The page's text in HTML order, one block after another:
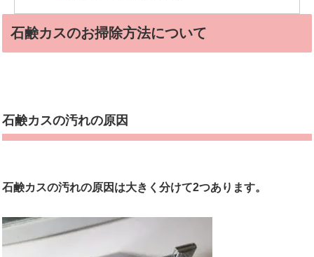
石鹸カスのお掃除方法について
石鹸カスの汚れの原因
石鹸カスの汚れの原因は大きく分けて2つあります。